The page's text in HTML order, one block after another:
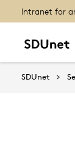
Intranet for
SDUnet